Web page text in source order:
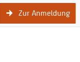
Zur Anmeldung